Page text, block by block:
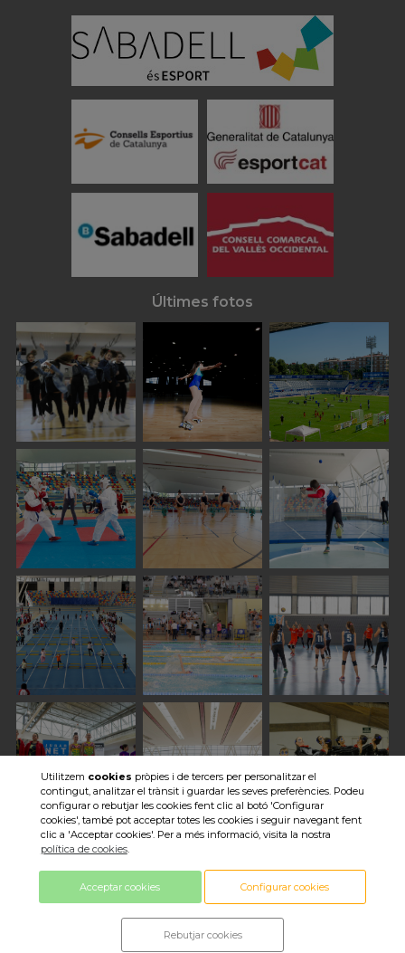
Últimes fotos
Veure totes les imatges
Utilitzem cookies pròpies i de tercers per personalitzar el
contingut, analitzar el trànsit i guardar les seves preferències. Podeu
configurar o rebutjar les cookies fent clic al botó 'Configurar
cookies', també pot acceptar totes les cookies i seguir navegant fent
clic a 'Acceptar cookies'. Per a més informació, visita la nostra
política de cookies.
Acceptar cookies Configurar cookies
Rebutjar cookies